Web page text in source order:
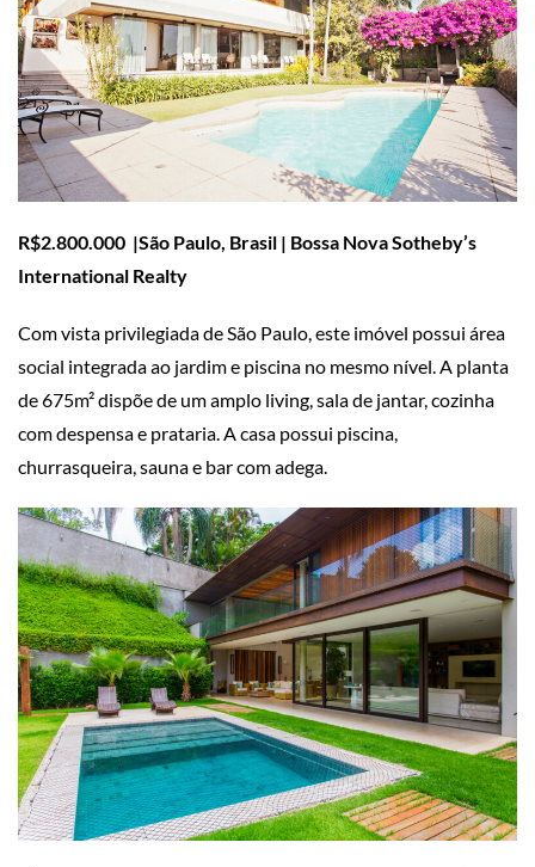
R$2.800.000 |São Paulo, Brasil | Bossa Nova Sotheby’s
International Realty
Com vista privilegiada de São Paulo, este imóvel possui área
social integrada ao jardim e piscina no mesmo nível. A planta
de 675m² dispõe de um amplo living, sala de jantar, cozinha
com despensa e prataria. A casa possui piscina,
churrasqueira, sauna e bar com adega.